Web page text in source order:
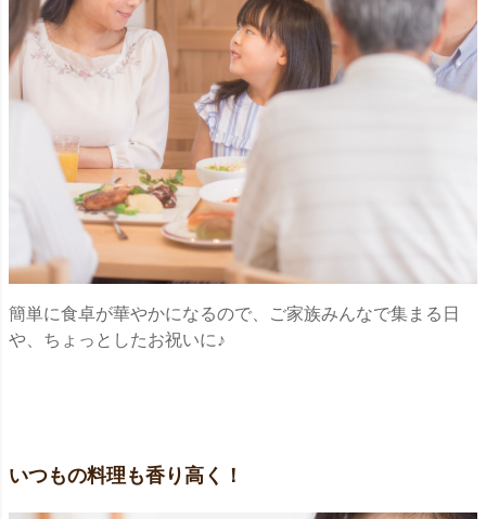
簡単に食卓が華やかになるので、ご家族みんなで集まる日
や、ちょっとしたお祝いに♪
いつもの料理も香り高く！